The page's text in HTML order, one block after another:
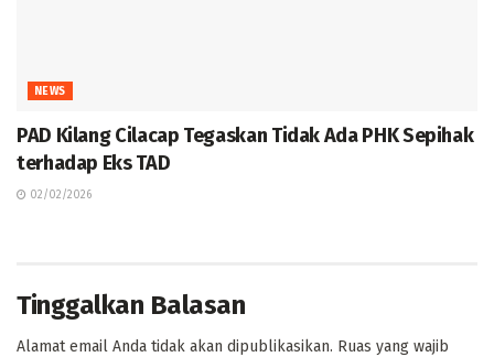
NEWS
PAD Kilang Cilacap Tegaskan Tidak Ada PHK Sepihak
terhadap Eks TAD
02/02/2026
Tinggalkan Balasan
Alamat email Anda tidak akan dipublikasikan. Ruas yang wajib